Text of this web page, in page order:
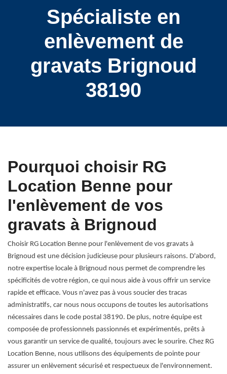
Spécialiste en
enlèvement de
gravats Brignoud
38190
Pourquoi choisir RG
Location Benne pour
l'enlèvement de vos
gravats à Brignoud
Choisir RG Location Benne pour l'enlèvement de vos gravats à
Brignoud est une décision judicieuse pour plusieurs raisons. D'abord,
notre expertise locale à Brignoud nous permet de comprendre les
spécificités de votre région, ce qui nous aide à vous offrir un service
rapide et efficace. Vous n'avez pas à vous soucier des tracas
administratifs, car nous nous occupons de toutes les autorisations
nécessaires dans le code postal 38190. De plus, notre équipe est
composée de professionnels passionnés et expérimentés, prêts à
vous garantir un service de qualité, toujours avec le sourire. Chez RG
Location Benne, nous utilisons des équipements de pointe pour
assurer un enlèvement sécurisé et respectueux de l'environnement.